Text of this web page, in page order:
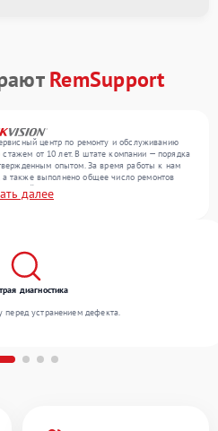
RemSupport
центр по ремонту и обслуживанию
от 10 лет. В штате компании — порядка
опытом. За время работы к нам
а также выполнено общее число ремонтов
центр поступает свыше 300 единиц
задачи любой сложности и поддерживаем
далее
диагностика
перед устранением дефекта.